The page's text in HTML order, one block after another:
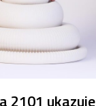
2101 ukazuje